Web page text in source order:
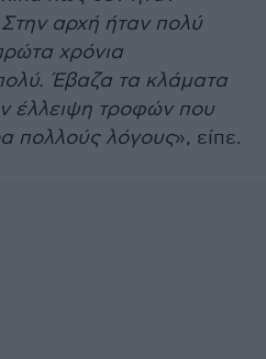
Στην αρχή ήταν πολύ
χρόνια
Έβαζα τα κλάματα
έλλειψη τροφών που
πολλούς λόγους», είπε.